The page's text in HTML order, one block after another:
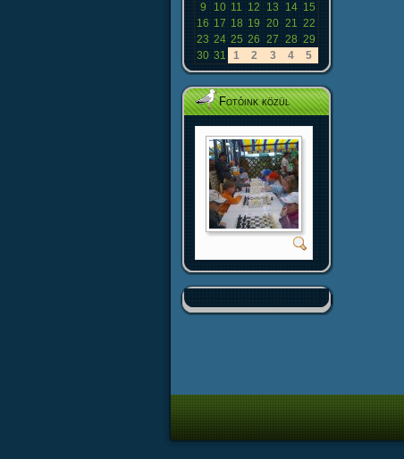
9
10 11 12 13 14 15
16 17 18 19 20 21 22
23 24 25 26 27 28 29
30 31 1 2 3 4 5
Fotóink közül